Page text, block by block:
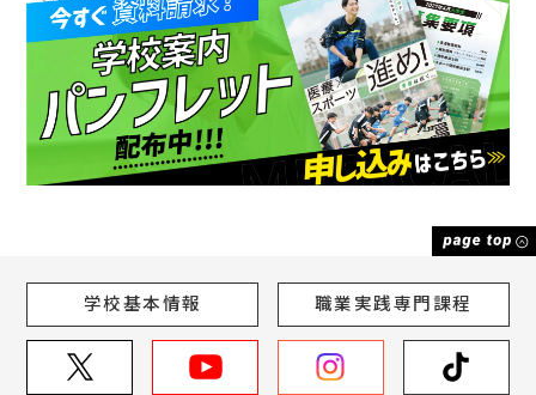
学校基本情報 職業実践専門課程